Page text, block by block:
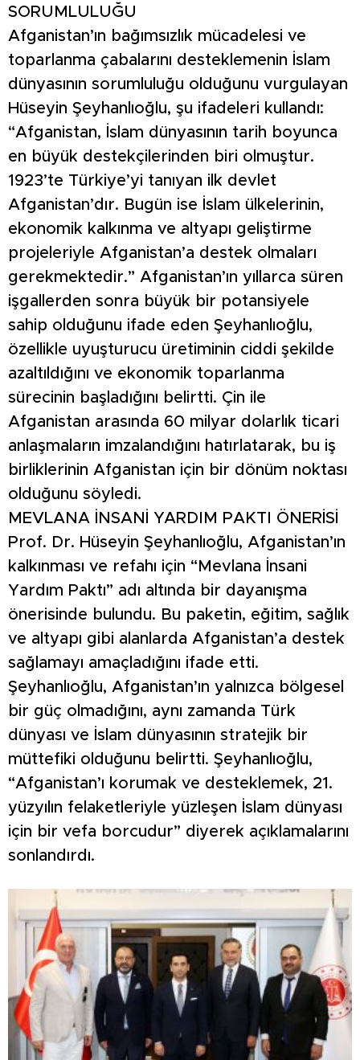
SORUMLULUĞU
Afganistan’ın bağımsızlık mücadelesi ve
toparlanma çabalarını desteklemenin İslam
dünyasının sorumluluğu olduğunu vurgulayan
Hüseyin Şeyhanlıoğlu, şu ifadeleri kullandı:
“Afganistan, İslam dünyasının tarih boyunca
en büyük destekçilerinden biri olmuştur.
1923’te Türkiye’yi tanıyan ilk devlet
Afganistan’dır. Bugün ise İslam ülkelerinin,
ekonomik kalkınma ve altyapı geliştirme
projeleriyle Afganistan’a destek olmaları
gerekmektedir.” Afganistan’ın yıllarca süren
işgallerden sonra büyük bir potansiyele
sahip olduğunu ifade eden Şeyhanlıoğlu,
özellikle uyuşturucu üretiminin ciddi şekilde
azaltıldığını ve ekonomik toparlanma
sürecinin başladığını belirtti. Çin ile
Afganistan arasında 60 milyar dolarlık ticari
anlaşmaların imzalandığını hatırlatarak, bu iş
birliklerinin Afganistan için bir dönüm noktası
olduğunu söyledi.
MEVLANA İNSANİ YARDIM PAKTI ÖNERİSİ
Prof. Dr. Hüseyin Şeyhanlıoğlu, Afganistan’ın
kalkınması ve refahı için “Mevlana İnsani
Yardım Paktı” adı altında bir dayanışma
önerisinde bulundu. Bu paketin, eğitim, sağlık
ve altyapı gibi alanlarda Afganistan’a destek
sağlamayı amaçladığını ifade etti.
Şeyhanlıoğlu, Afganistan’ın yalnızca bölgesel
bir güç olmadığını, aynı zamanda Türk
dünyası ve İslam dünyasının stratejik bir
müttefiki olduğunu belirtti. Şeyhanlıoğlu,
“Afganistan’ı korumak ve desteklemek, 21.
yüzyılın felaketleriyle yüzleşen İslam dünyası
için bir vefa borcudur” diyerek açıklamalarını
sonlandırdı.